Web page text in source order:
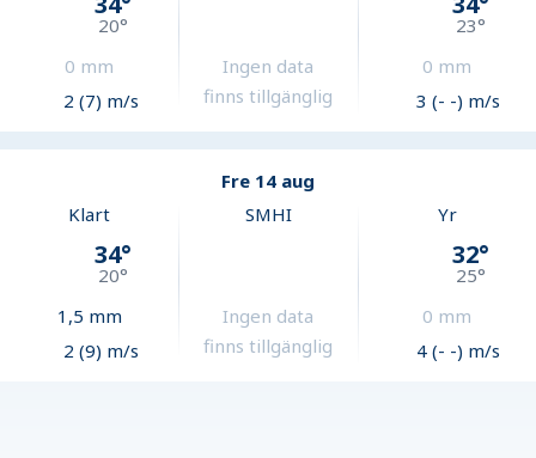
20°
0 mm
2 (7) m/s
Ingen data
finns tillgänglig
23°
0 mm
3 (- -) m/s
Fre 14 aug
Klart
34°
20°
1,5 mm
2 (9) m/s
SMHI
Ingen data
finns tillgänglig
Yr
32°
25°
0 mm
4 (- -) m/s